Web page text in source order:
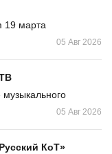
19 марта
05 Авг 2026
05 Авг 2026
КоТ»